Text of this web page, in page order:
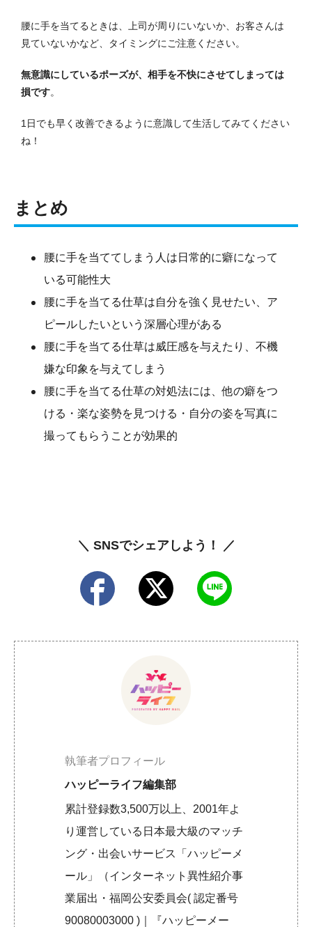
腰に手を当てるときは、上司が周りにいないか、お客さんは
見ていないかなど、タイミングにご注意ください。
無意識にしているポーズが、相手を不快にさせてしまっては
損です。
1日でも早く改善できるように意識して生活してみてください
ね！
まとめ
腰に手を当ててしまう人は日常的に癖になって
いる可能性大
腰に手を当てる仕草は自分を強く見せたい、ア
ピールしたいという深層心理がある
腰に手を当てる仕草は威圧感を与えたり、不機
嫌な印象を与えてしまう
腰に手を当てる仕草の対処法には、他の癖をつ
ける・楽な姿勢を見つける・自分の姿を写真に
撮ってもらうことが効果的
＼ SNSでシェアしよう！ ／
執筆者プロフィール
ハッピーライフ編集部
累計登録数3,500万以上、2001年よ
り運営している日本最大級のマッチ
ング・出会いサービス「ハッピーメ
ール」（インターネット異性紹介事
業届出・福岡公安委員会( 認定番号
90080003000 )｜『ハッピーメー